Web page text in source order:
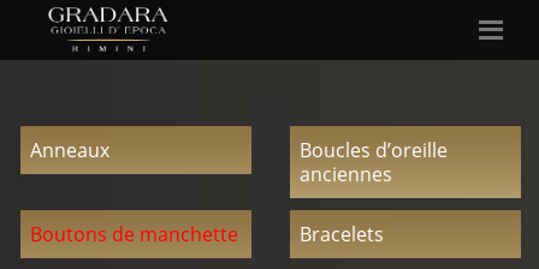
Anneaux
Boucles d’oreille
anciennes
Boutons de manchette Bracelets